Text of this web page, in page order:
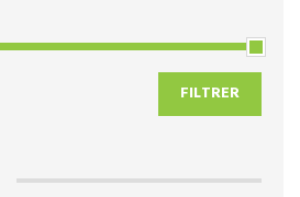
FILTRER